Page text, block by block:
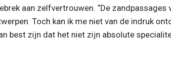
aan zelfvertrouwen. “De zandpassages
Toch kan ik me niet van de indruk
best zijn dat het niet zijn absolute